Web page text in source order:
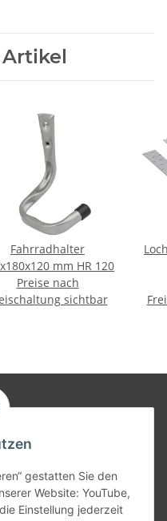
gestatten Sie den
Website: YouTube,
Einstellung jederzeit
Fahrradhalter
mm HR 120
Preise nach
sichtbar